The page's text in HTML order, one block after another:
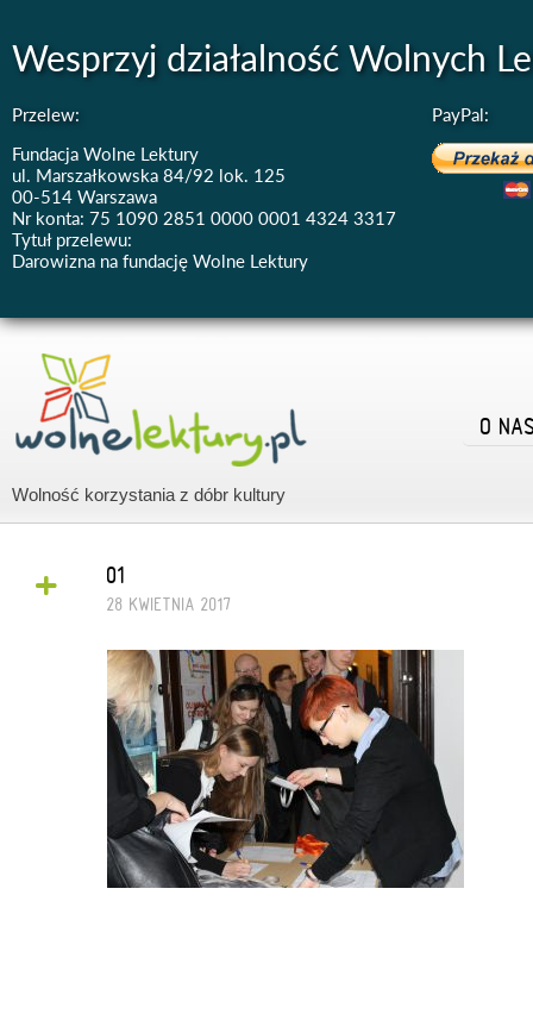
Wesprzyj działalność Wolnych
Przelew:
Fundacja Wolne Lektury
ul. Marszałkowska 84/92 lok. 125
00-514 Warszawa
Nr konta: 75 1090 2851 0000 0001 4324 3317
Tytuł przelewu:
Darowizna na fundację Wolne Lektury
PayPal:
Wolność korzystania z dóbr kultury
O
+ 01
28 KWIETNIA 2017